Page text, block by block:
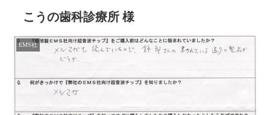
こうの歯科診療所 様
EMS社